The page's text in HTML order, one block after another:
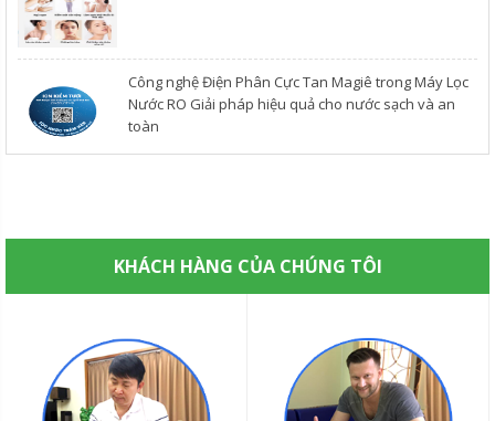
Công nghệ Điện Phân Cực Tan Magiê trong Máy Lọc
Nước RO Giải pháp hiệu quả cho nước sạch và an
toàn
KHÁCH HÀNG CỦA CHÚNG TÔI